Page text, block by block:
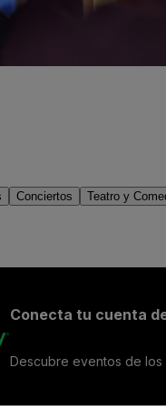
Conciertos Teatro y
Conecta tu cuenta
Descubre eventos de los